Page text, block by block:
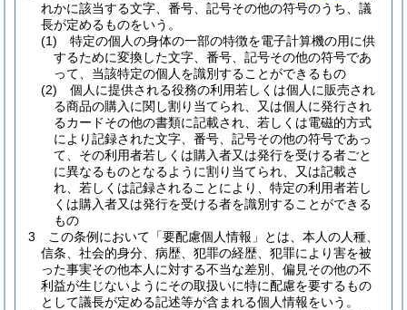
れかに該当する文字、番号、記号その他の符号のうち、議
長が定めるものをいう。
(1)
特定の個人の身体の一部の特徴を電子計算機の用に供
するために変換した文字、番号、記号その他の符号であ
って、当該特定の個人を識別することができるもの
(2)
個人に提供される役務の利用若しくは個人に販売され
る商品の購入に関し割り当てられ、又は個人に発行され
るカードその他の書類に記載され、若しくは電磁的方式
により記録された文字、番号、記号その他の符号であっ
て、その利用者若しくは購入者又は発行を受ける者ごと
に異なるものとなるように割り当てられ、又は記載さ
れ、若しくは記録されることにより、特定の利用者若し
くは購入者又は発行を受ける者を識別することができる
もの
3
この条例において「要配慮個人情報」とは、本人の人種、
信条、社会的身分、病歴、犯罪の経歴、犯罪により害を被
った事実その他本人に対する不当な差別、偏見その他の不
利益が生じないようにその取扱いに特に配慮を要するもの
として議長が定める記述等が含まれる個人情報をいう。